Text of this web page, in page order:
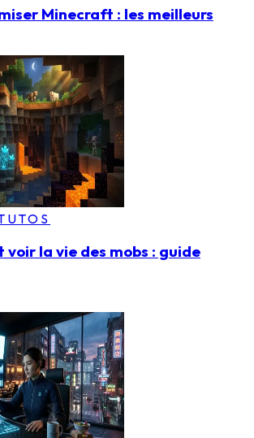
Minecraft : les meilleurs
la vie des mobs : guide